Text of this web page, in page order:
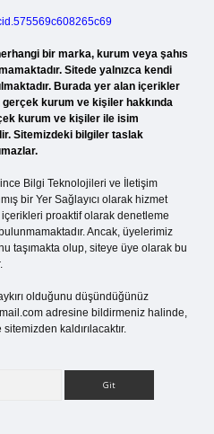
bir marka, kurum veya şahıs
Sitede yalnızca kendi
Burada yer alan içerikler
kurum ve kişiler hakkında
kurum ve kişiler ile isim
Sitemizdeki bilgiler taslak
Bilgi Teknolojileri ve İletişim
bir Yer Sağlayıcı olarak hizmet
proaktif olarak denetleme
Ancak, üyelerimiz
taşımakta olup, siteye üye olarak bu
olduğunu düşündüğünüz
adresine bildirmeniz halinde,
kaldırılacaktır.